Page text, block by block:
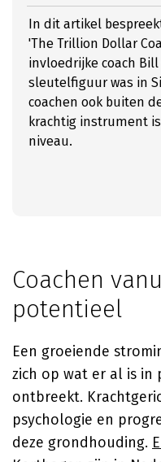
In dit artikel
'The Trillion Dollar
invloedrijke coach
sleutelfiguur was in
coachen ook buiten
krachtig instrument
niveau.
Coachen
potentieel
Een groeiende
zich op wat er al is in
ontbreekt.
psychologie en
deze grondhouding.